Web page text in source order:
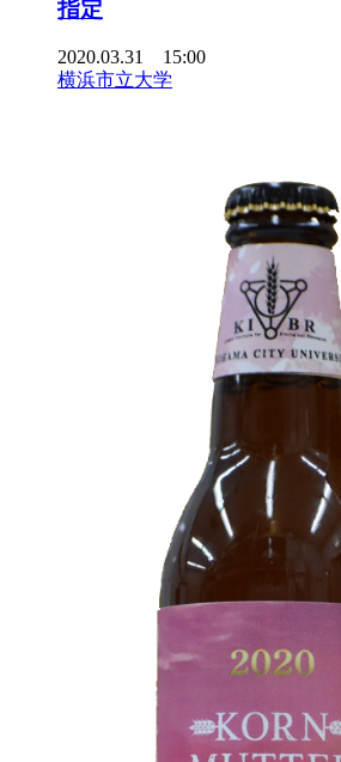
指定
2020.03.31 15:00
横浜市立大学